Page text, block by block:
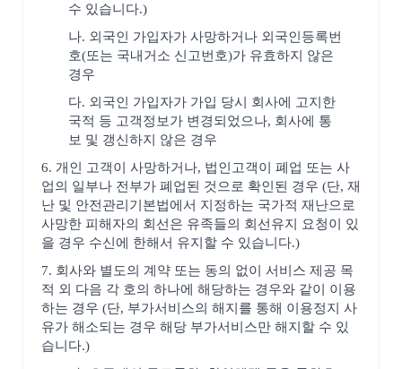
수 있습니다.)
나. 외국인 가입자가 사망하거나 외국인등록번
호(또는 국내거소 신고번호)가 유효하지 않은
경우
다. 외국인 가입자가 가입 당시 회사에 고지한
국적 등 고객정보가 변경되었으나, 회사에 통
보 및 갱신하지 않은 경우
6. 개인 고객이 사망하거나, 법인고객이 폐업 또는 사
업의 일부나 전부가 폐업된 것으로 확인된 경우 (단, 재
난 및 안전관리기본법에서 지정하는 국가적 재난으로
사망한 피해자의 회선은 유족들의 회선유지 요청이 있
을 경우 수신에 한해서 유지할 수 있습니다.)
7. 회사와 별도의 계약 또는 동의 없이 서비스 제공 목
적 외 다음 각 호의 하나에 해당하는 경우와 같이 이용
하는 경우 (단, 부가서비스의 해지를 통해 이용정지 사
유가 해소되는 경우 해당 부가서비스만 해지할 수 있
습니다.)